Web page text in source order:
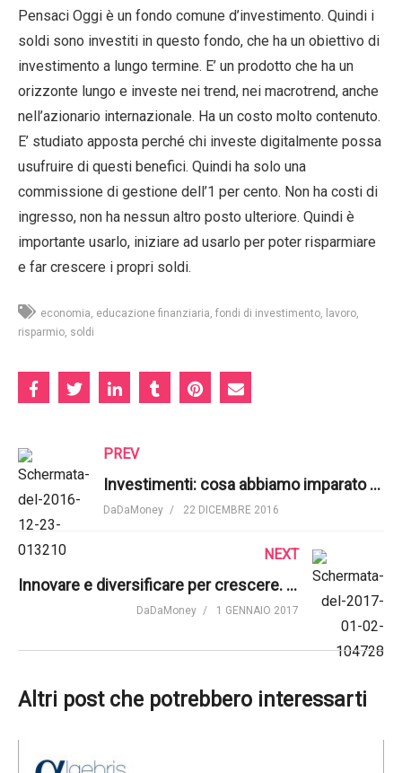
Pensaci Oggi è un fondo comune d’investimento. Quindi i
soldi sono investiti in questo fondo, che ha un obiettivo di
investimento a lungo termine. E’ un prodotto che ha un
orizzonte lungo e investe nei trend, nei macrotrend, anche
nell’azionario internazionale. Ha un costo molto contenuto.
E’ studiato apposta perché chi investe digitalmente possa
usufruire di questi benefici. Quindi ha solo una
commissione di gestione dell’1 per cento. Non ha costi di
ingresso, non ha nessun altro posto ulteriore. Quindi è
importante usarlo, iniziare ad usarlo per poter risparmiare
e far crescere i propri soldi.
economia educazione finanziaria fondi di investimento
lavoro
risparmio soldi
PREV
Investimenti: cosa abbiamo imparato dal 2016
DaDaMoney 22 DICEMBRE 2016
NEXT
Innovare e diversificare per crescere. Mercati che fare
DaDaMoney 1 GENNAIO 2017
Altri post che potrebbero interessarti